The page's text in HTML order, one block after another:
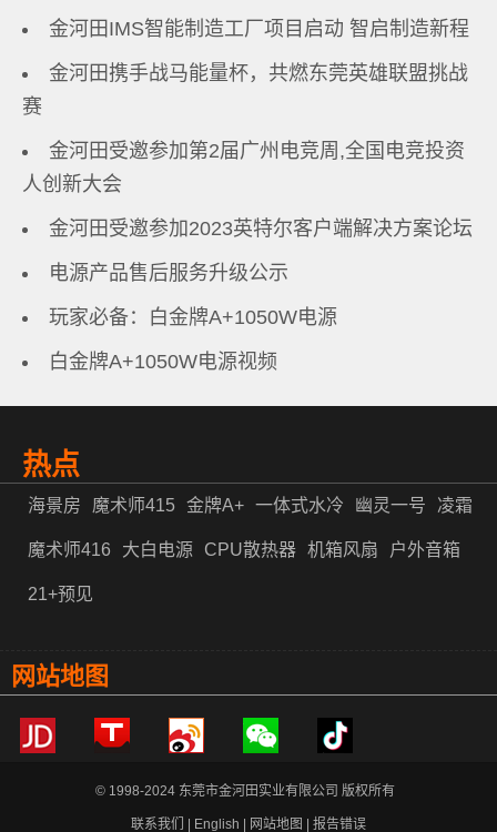
金河田IMS智能制造工厂项目启动 智启制造新程
金河田携手战马能量杯，共燃东莞英雄联盟挑战
赛
金河田受邀参加第2届广州电竞周,全国电竞投资
人创新大会
金河田受邀参加2023英特尔客户端解决方案论坛
电源产品售后服务升级公示
玩家必备：白金牌A+1050W电源
白金牌A+1050W电源视频
热点
海景房 魔术师415 金牌A+ 一体式水冷 幽灵一号 凌霜
魔术师416 大白电源 CPU散热器 机箱风扇 户外音箱
21+预见
网站地图
© 1998-2024 东莞市金河田实业有限公司 版权所有
联系我们 | English | 网站地图 | 报告错误